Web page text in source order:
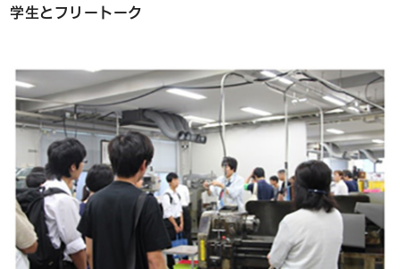
学生とフリートーク